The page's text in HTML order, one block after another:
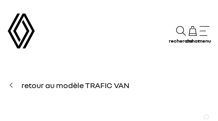
rechercheachatmenu
retour au modèle TRAFIC VAN